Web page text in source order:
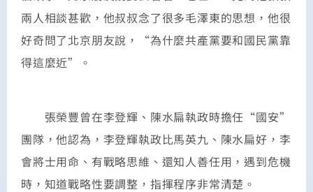
兩人相談甚歡，他叔叔念了很多毛澤東的思想，他很
好奇問了北京朋友說，“為什麼共產黨要和國民黨靠
得這麼近”。
張榮豐曾在李登輝、陳水扁執政時擔任“國安”
團隊，他認為，李登輝執政比馬英九、陳水扁好，李
會將士用命、有戰略思維、還知人善任用，遇到危機
時，知道戰略性要調整，指揮程序非常清楚。